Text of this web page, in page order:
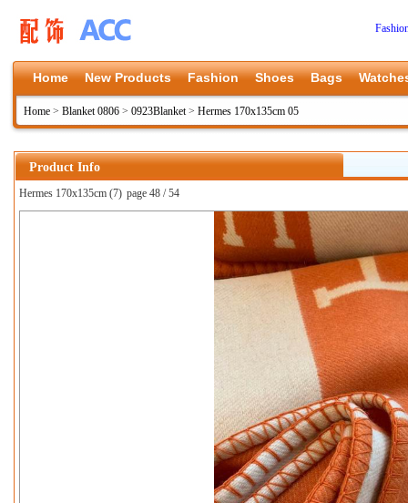
Home New Products Fashion Shoes Bags
Home > Blanket 0806 > 0923Blanket> Hermes 170x135cm 05
Product Info
Hermes 170x135cm (7) page 48 / 54
上一张